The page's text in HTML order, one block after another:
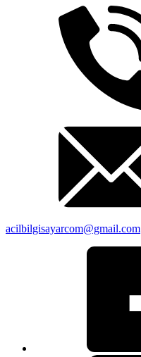
acilbilgisayarcom@gmail.com